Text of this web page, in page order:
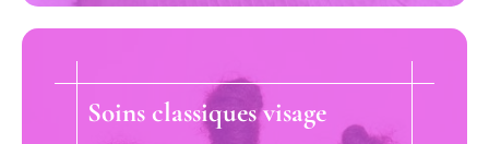
Soins classiques visage